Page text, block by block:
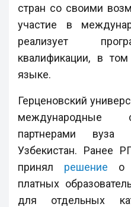
стран со своими
участие в
реализует
квалификации, в
языке.
Герценовский
международные
партнерами
Узбекистан. Ранее
принял решение о
платных
для отдельных